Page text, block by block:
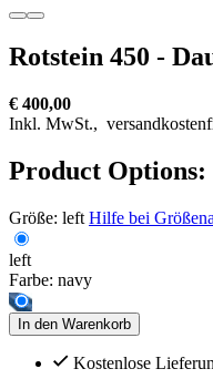
Rotstein 450 -
€ 400,00
Inkl. MwSt.,
Product Options:
Größe: left Hilfe bei
left
Farbe: navy
In den Warenkorb
Kostenlose